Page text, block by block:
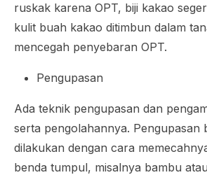
ruskak karena OPT, biji kakao
kulit buah kakao ditimbun dalam
mencegah penyebaran OPT.
Pengupasan
Ada teknik pengupasan dan
serta pengolahannya. Pengupasan
dilakukan dengan cara
benda tumpul, misalnya bambu